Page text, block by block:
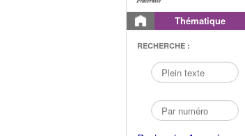
Thématique
RECHERCHE :